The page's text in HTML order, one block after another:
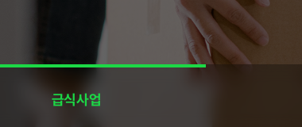
직매장 사업
급식사업